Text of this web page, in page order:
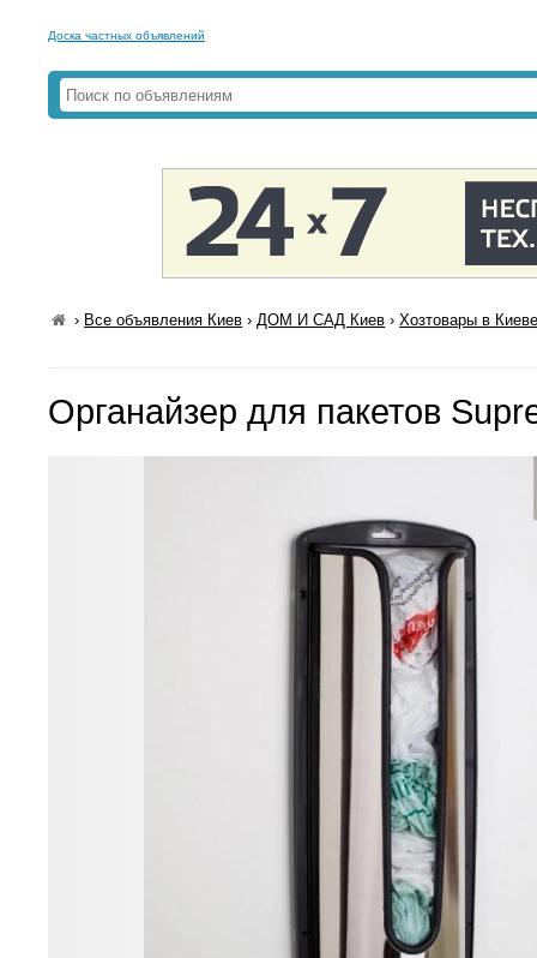
Доска частных объявлений
› Все объявления Киев ›ДОМ И САД Киев ›Хозтовары в
Органайзер для пакетов